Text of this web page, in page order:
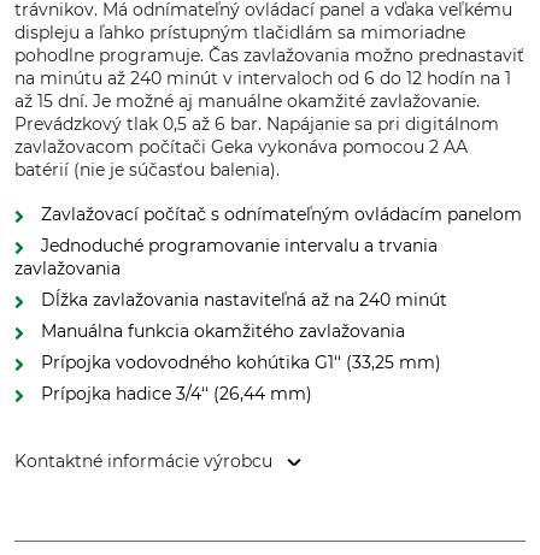
trávnikov. Má odnímateľný ovládací panel a vďaka veľkému
displeju a ľahko prístupným tlačidlám sa mimoriadne
pohodlne programuje. Čas zavlažovania možno prednastaviť
na minútu až 240 minút v intervaloch od 6 do 12 hodín na 1
až 15 dní. Je možné aj manuálne okamžité zavlažovanie.
Prevádzkový tlak 0,5 až 6 bar. Napájanie sa pri digitálnom
zavlažovacom počítači Geka vykonáva pomocou 2 AA
batérií (nie je súčasťou balenia).
Zavlažovací počítač s odnímateľným ovládacím panelom
Jednoduché programovanie intervalu a trvania
zavlažovania
Dĺžka zavlažovania nastaviteľná až na 240 minút
Manuálna funkcia okamžitého zavlažovania
Prípojka vodovodného kohútika G1‘‘ (33,25 mm)
Prípojka hadice 3/4‘‘ (26,44 mm)
Kontaktné informácie výrobcu
Ardenne-Allee 27, 71522 Backnang, Germany, www.geka.de